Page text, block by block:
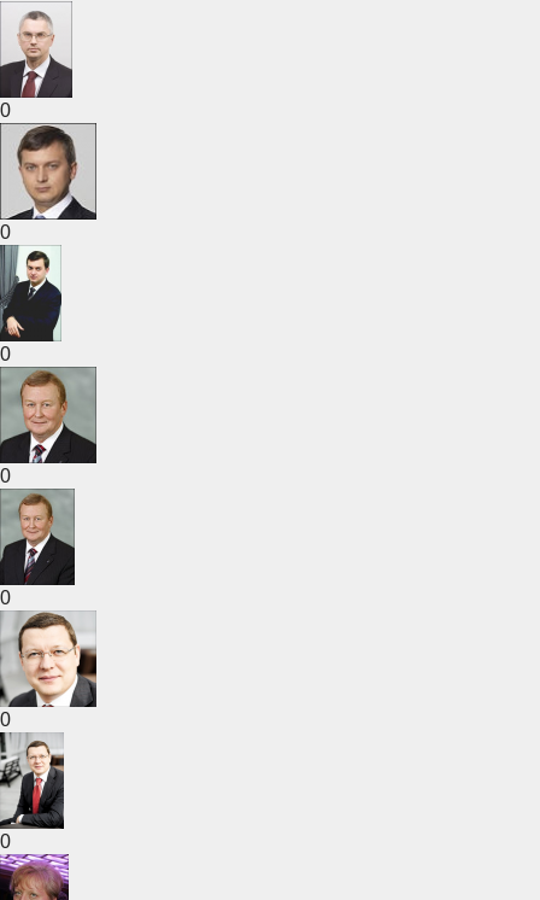
0
0
0
0
0
0
0